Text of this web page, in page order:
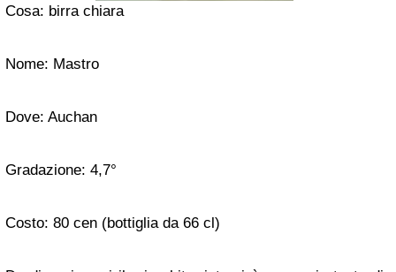
Cosa: birra chiara
Nome: Mastro
Dove: Auchan
Gradazione: 4,7°
Costo: 80 cen (bottiglia da 66 cl)